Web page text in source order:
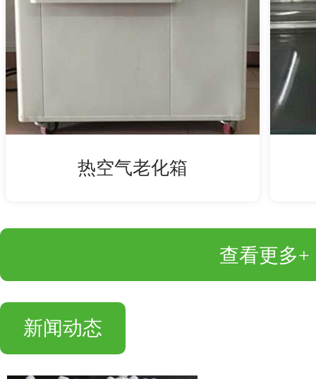
热空气老化箱
查看更多+
新闻动态